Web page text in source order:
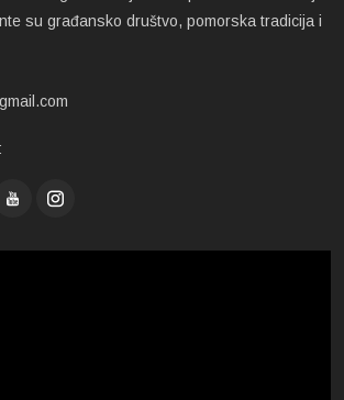
su građansko društvo, pomorska tradicija i